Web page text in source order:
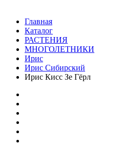
Главная
Каталог
РАСТЕНИЯ
МНОГОЛЕТНИКИ
Ирис
Ирис Сибирский
Ирис Кисс Зе Гёрл